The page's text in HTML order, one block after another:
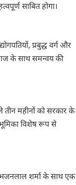
साबित होगा।
प्रबुद्ध वर्ग और
के साथ समन्वय की
तीन महीनों को सरकार के
विशेष रूप से
भजनलाल शर्मा के साथ एक